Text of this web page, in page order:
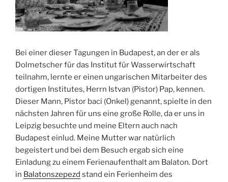
Bei einer dieser Tagungen in Budapest, an der er als
Dolmetscher für das Institut für Wasserwirtschaft
teilnahm, lernte er einen ungarischen Mitarbeiter des
dortigen Institutes, Herrn Istvan (Pistor) Pap, kennen.
Dieser Mann, Pistor baci (Onkel) genannt, spielte in den
nächsten Jahren für uns eine große Rolle, da er uns in
Leipzig besuchte und meine Eltern auch nach
Budapest einlud. Meine Mutter war natürlich
begeistert und bei dem Besuch ergab sich eine
Einladung zu einem Ferienaufenthalt am Balaton. Dort
in Balatonszepezd stand ein Ferienheim des